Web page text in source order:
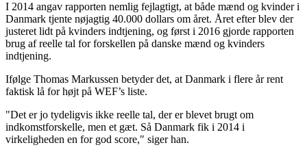
I 2014 angav rapporten nemlig fejlagtigt, at både mænd og kvinder i
Danmark tjente nøjagtig 40.000 dollars om året. Året efter blev der
justeret lidt på kvinders indtjening, og først i 2016 gjorde rapporten
brug af reelle tal for forskellen på danske mænd og kvinders
indtjening.
Ifølge Thomas Markussen betyder det, at Danmark i flere år rent
faktisk lå for højt på WEF’s liste.
"Det er jo tydeligvis ikke reelle tal, der er blevet brugt om
indkomstforskelle, men et gæt. Så Danmark fik i 2014 i
virkeligheden en for god score," siger han.